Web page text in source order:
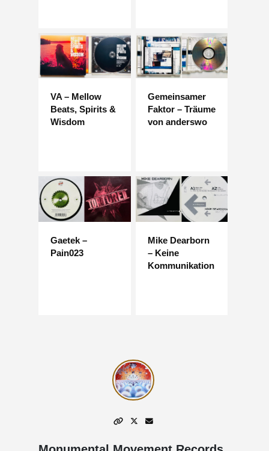
VA – Mellow
Beats, Spirits &
Wisdom
Gemeinsamer
Faktor – Träume
von anderswo
Gaetek –
Pain023
Mike Dearborn
– Keine
Kommunikation